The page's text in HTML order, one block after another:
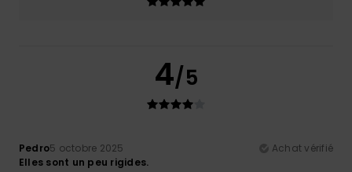
4/5
Pedro5 octobre 2025
Achat vérifié
Elles sont un peu rigides.